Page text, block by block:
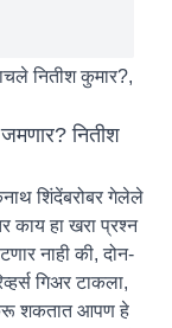
नितीश कुमार?,
नितीश
शिंदेंबरोबर गेलेले
काय हा खरा प्रश्न
नाही की, दोन-
गिअर टाकला,
शकतात आपण हे